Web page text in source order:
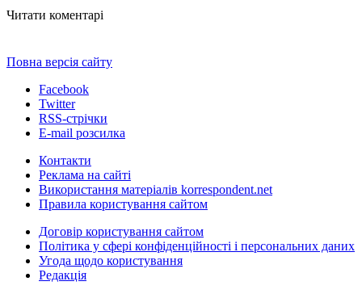
Читати коментарі
Повна версія сайту
Facebook
Twitter
RSS-стрічки
E-mail розсилка
Контакти
Реклама на сайті
Використання матеріалів korrespondent.net
Правила користування сайтом
Договір користування сайтом
Політика у сфері конфіденційності і персональних даних
Угода щодо користування
Редакція